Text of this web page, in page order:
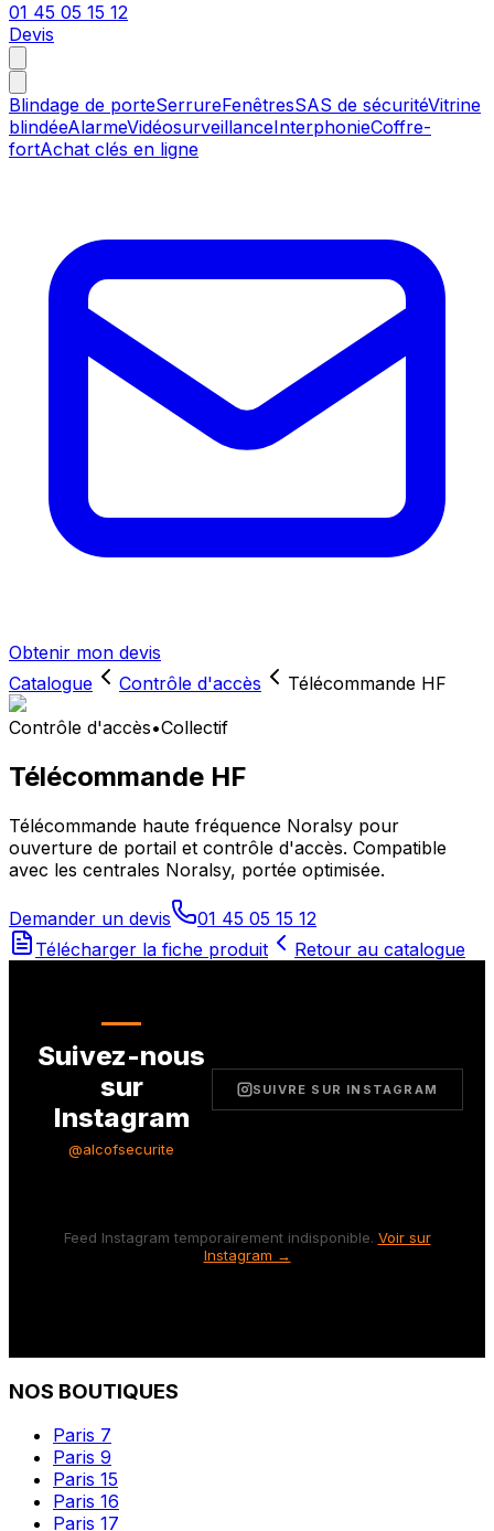
01 45 05 15 12
Devis
Blindage de porteSerrureFenêtresSAS de sécuritéVitrine
blindéeAlarmeVidéosurveillanceInterphonieCoffre-
fortAchat clés en ligne
Obtenir mon devis
Catalogue
Contrôle d'accès
Télécommande HF
Contrôle d'accès•Collectif
Télécommande HF
Télécommande haute fréquence Noralsy pour
ouverture de portail et contrôle d'accès. Compatible
avec les centrales Noralsy, portée optimisée.
Demander un devis
01 45 05 15 12
Télécharger la fiche produit
Retour au catalogue
Suivez-nous
sur
Instagram
@alcofsecurite
SUIVRE SUR INSTAGRAM
Feed Instagram temporairement indisponible. Voir sur
Instagram →
NOS BOUTIQUES
Paris 7
Paris 9
Paris 15
Paris 16
Paris 17